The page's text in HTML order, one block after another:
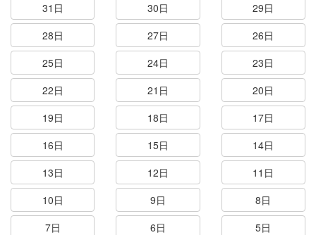
31日 30日
29日
28日
27日
26日
25日
24日
23日
22日
21日
20日
19日
18日
17日
16日
15日
14日
13日
12日
11日
10日
9日
8日
7日
6日
5日